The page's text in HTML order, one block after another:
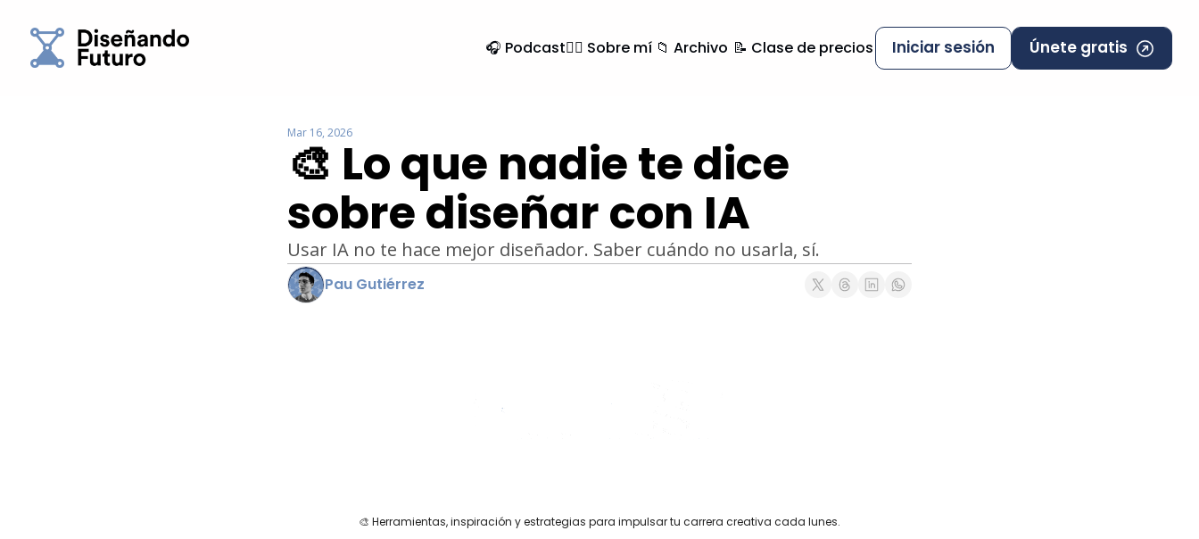
🎧 Podcast🙍‍♂️ Sobre mí 📁 Archivo 📝 Clase de precios Iniciar sesión Únete gratis
Mar 16, 2026
🎨 Lo que nadie te dice
sobre diseñar con IA
Usar IA no te hace mejor diseñador. Saber cuándo no usarla, sí.
Pau Gutiérrez
🎨 Herramientas, inspiración y estrategias para impulsar tu carrera creativa cada lunes.